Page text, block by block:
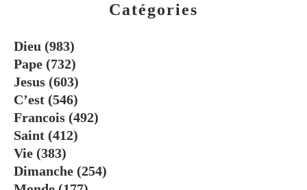
Catégories
Dieu (983)
Pape (732)
Jesus (603)
C’est (546)
Francois (492)
Saint (412)
Vie (383)
Dimanche (254)